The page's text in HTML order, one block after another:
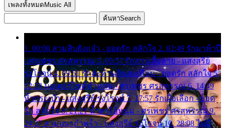
เพลงทั้งหมด Music All
ค้นหาSearch
1. 00:00 สามสิบยังแจ๋ว - ยอดรัก สลักใจ 2. 02:49 รักมาห้าปี
- ศรเพชร ศรสุพรรณ 3. 05:57 รักสาวเสื้อลาย - แสงสุรีย์
รุ่งโรจน์ 4. 09:51 รักสะท้านดินสะเทือน - ยอดรัก สลักใจ 5.
12:23 มอเตอร์ไซค์ทำหล่น - ศรเพชร ศรสุพรรณ 6. 14:49
หิ้วกระเป๋า - แสงสุรีย์ รุ่งโรจน์ 7. 17:57 รักเผื่อเลือก - ยอด
รัก สลักใจ 8. 21:21 น้ำตาไอ้หนุ่ม - ศรเพชร ศรสุพรรณ 9.
24:27 สามเณรกำพร้า - แสงสุรีย์ รุ่งโรจน์ 10. 28:08 ไม่มี